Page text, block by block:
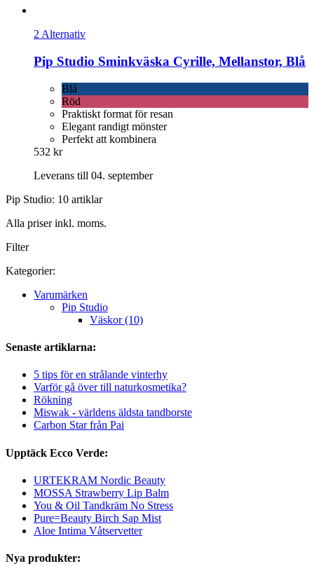
2 Alternativ
Pip Studio Sminkväska Cyrille, Mellanstor, Blå
Blå
Röd
Praktiskt format för resan
Elegant randigt mönster
Perfekt att kombinera
532 kr
Leverans till 04. september
Pip Studio: 10 artiklar
Alla priser inkl. moms.
Filter
Kategorier:
Varumärken
Pip Studio
Väskor (10)
Senaste artiklarna:
5 tips för en strålande vinterhy
Varför gå över till naturkosmetika?
Rökning
Miswak - världens äldsta tandborste
Carbon Star från Pai
Upptäck Ecco Verde:
URTEKRAM Nordic Beauty
MOSSA Strawberry Lip Balm
You & Oil Tandkräm No Stress
Pure=Beauty Birch Sap Mist
Aloe Intima Våtservetter
Nya produkter: